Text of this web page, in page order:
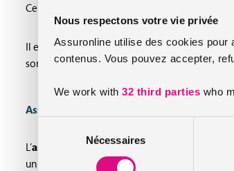
Nous respectons votre vie privée
Assuronline utilise des cookies pour
contenus. Vous pouvez accepter,
We work with 32 third parties who
consentement
Nécessaires
Cela permet de diminuer la prime annuelle
Il est important de vérifier les exclusions de
sont souvent disponibles en ligne, facilitant
Assurance auto au tiers, assurance tous
L’assurance auto au tierscouvre uniquement
un malussé mais offre une protection limitée.